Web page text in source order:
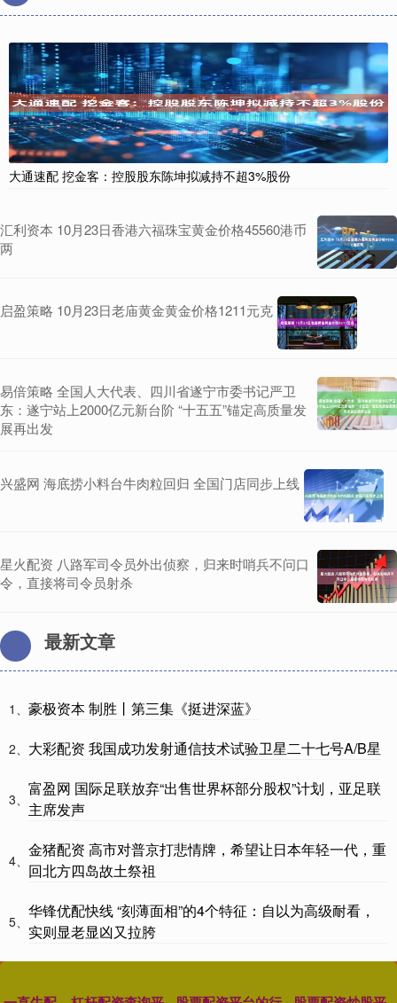
大通速配 挖金客：控股股东陈坤拟减持不超3%股份
汇利资本 10月23日香港六福珠宝黄金价格45560港币
两
启盈策略 10月23日老庙黄金黄金价格1211元克
易倍策略 全国人大代表、四川省遂宁市委书记严卫
东：遂宁站上2000亿元新台阶 “十五五”锚定高质量发
展再出发
兴盛网 海底捞小料台牛肉粒回归 全国门店同步上线
星火配资 八路军司令员外出侦察，归来时哨兵不问口
令，直接将司令员射杀
最新文章
1、 豪极资本 制胜丨第三集《挺进深蓝》
2、 大彩配资 我国成功发射通信技术试验卫星二十七号A/B星
3、
富盈网 国际足联放弃“出售世界杯部分股权”计划，亚足联
主席发声
4、
金猪配资 高市对普京打悲情牌，希望让日本年轻一代，重
回北方四岛故土祭祖
5、
华锋优配快线 “刻薄面相”的4个特征：自以为高级耐看，
实则显老显凶又拉胯